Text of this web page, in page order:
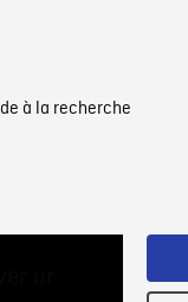
à la recherche